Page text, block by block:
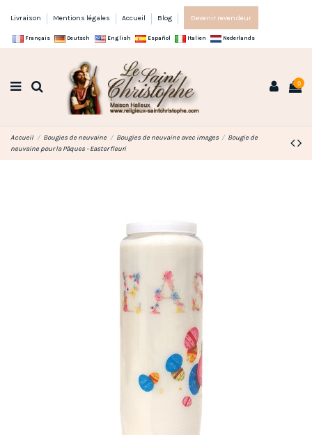
Livraison Mentions légales Accueil Blog Devenir revendeur
Français Deutsch English Español Italien Nederlands
0
Accueil Bougies de neuvaine Bougies de neuvaine avec images
Bougie de
neuvaine pour la Pâques - Easter fleuri